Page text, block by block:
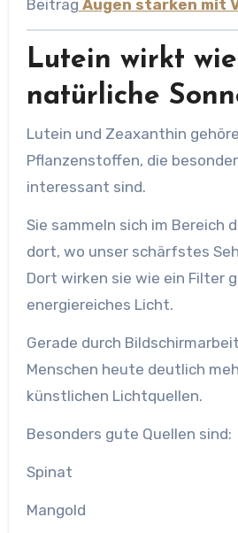
Beitrag Augen stärken mit
Lutein wirkt
natürliche
Lutein und Zeaxanthin
Pflanzenstoffen, die
interessant sind.
Sie sammeln sich im Bereich
dort, wo unser schärfstes
Dort wirken sie wie ein Filter
energiereiches Licht.
Gerade durch
Menschen heute deutlich
künstlichen Lichtquellen.
Besonders gute Quellen sind:
Spinat
Mangold